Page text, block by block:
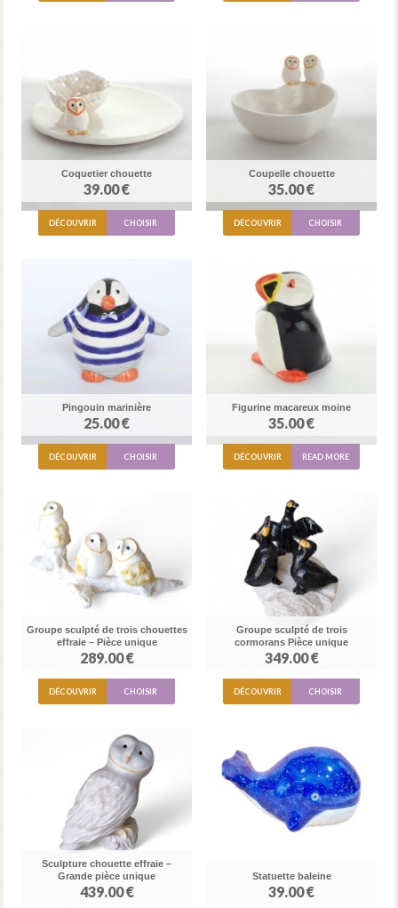
Coquetier chouette
39.00 €
DÉCOUVRIR CHOISIR
Coupelle chouette
35.00 €
DÉCOUVRIR CHOISIR
Pingouin marinière
25.00 €
DÉCOUVRIR CHOISIR
Figurine macareux moine
35.00 €
DÉCOUVRIR READ MORE
Groupe sculpté de trois chouettes
effraie – Pièce unique
289.00 €
DÉCOUVRIR CHOISIR
Groupe sculpté de trois
cormorans Pièce unique
349.00 €
DÉCOUVRIR CHOISIR
Sculpture chouette effraie –
Grande pièce unique
439.00 €
Statuette baleine
39.00 €